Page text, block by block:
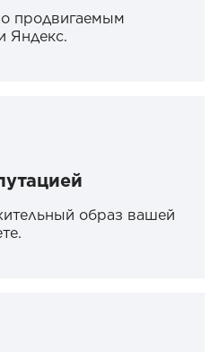
продвигаемым
Яндекс.
образ вашей